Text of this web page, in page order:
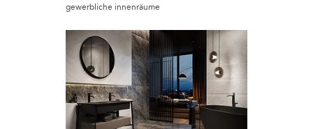
gewerbliche innenräume